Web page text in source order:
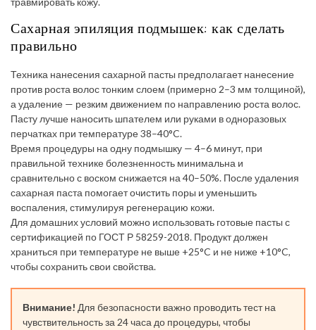
Сахарная эпиляция подмышек: как сделать
правильно
Техника нанесения сахарной пасты предполагает нанесение
против роста волос тонким слоем (примерно 2–3 мм толщиной),
а удаление — резким движением по направлению роста волос.
Пасту лучше наносить шпателем или руками в одноразовых
перчатках при температуре 38–40°C.
Время процедуры на одну подмышку — 4–6 минут, при
правильной технике болезненность минимальна и
сравнительно с воском снижается на 40–50%. После удаления
сахарная паста помогает очистить поры и уменьшить
воспаления, стимулируя регенерацию кожи.
Для домашних условий можно использовать готовые пасты с
сертификацией по ГОСТ Р 58259-2018. Продукт должен
храниться при температуре не выше +25°C и не ниже +10°C,
чтобы сохранить свои свойства.
Внимание! Для безопасности важно проводить тест на
чувствительность за 24 часа до процедуры, чтобы